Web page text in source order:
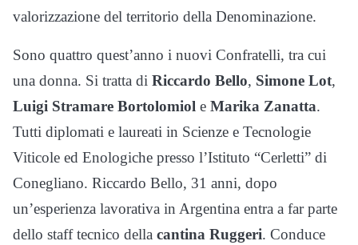
valorizzazione del territorio della Denominazione.
Sono quattro quest’anno i nuovi Confratelli, tra cui
una donna. Si tratta di Riccardo Bello, Simone Lot,
Luigi Stramare Bortolomiol e Marika Zanatta.
Tutti diplomati e laureati in Scienze e Tecnologie
Viticole ed Enologiche presso l’Istituto “Cerletti” di
Conegliano. Riccardo Bello, 31 anni, dopo
un’esperienza lavorativa in Argentina entra a far parte
dello staff tecnico della cantina Ruggeri. Conduce